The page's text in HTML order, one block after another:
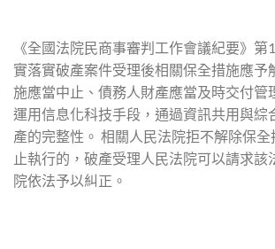
《全國法院民商事審判工作會議紀要》第
實落實破產案件受理後相關保全措施應予
施應當中止、債務人財產應當及時交付管
運用信息化科技手段，通過資訊共用與綜
產的完整性。 相關人民法院拒不解除保
止執行的，破產受理人民法院可以請求該
院依法予以糾正。